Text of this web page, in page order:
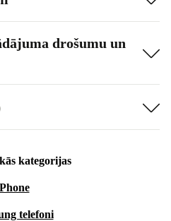
drošumu un
kategorijas
telefoni